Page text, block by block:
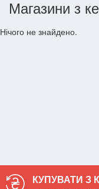
Магазини з
Нічого не знайдено.
КУПУВАТИ З